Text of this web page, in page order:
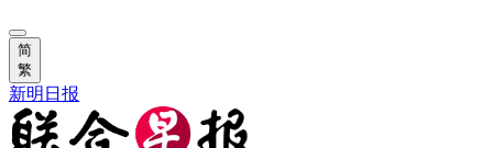
简
繁
新明日报